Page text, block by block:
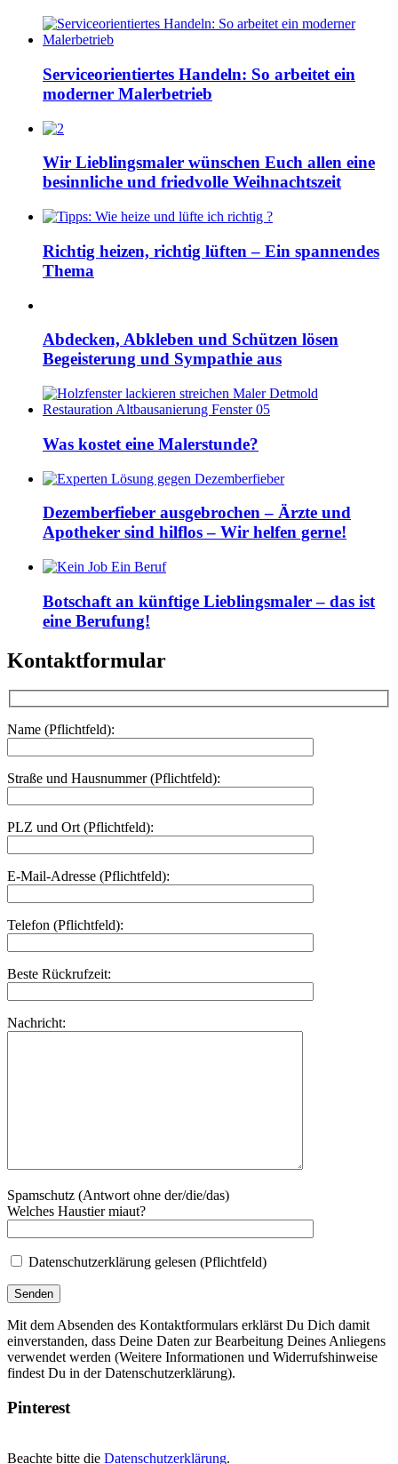
Serviceorientiertes Handeln: So arbeitet ein
moderner Malerbetrieb
Wir Lieblingsmaler wünschen Euch allen eine
besinnliche und friedvolle Weihnachtszeit
Richtig heizen, richtig lüften – Ein spannendes
Thema
Abdecken, Abkleben und Schützen lösen
Begeisterung und Sympathie aus
Was kostet eine Malerstunde?
Dezemberfieber ausgebrochen – Ärzte und
Apotheker sind hilflos – Wir helfen gerne!
Botschaft an künftige Lieblingsmaler – das ist
eine Berufung!
Kontaktformular
Name (Pflichtfeld):
Straße und Hausnummer (Pflichtfeld):
PLZ und Ort (Pflichtfeld):
E-Mail-Adresse (Pflichtfeld):
Telefon (Pflichtfeld):
Beste Rückrufzeit:
Nachricht:
Spamschutz (Antwort ohne der/die/das)
Welches Haustier miaut?
Datenschutzerklärung gelesen (Pflichtfeld)
Mit dem Absenden des Kontaktformulars erklärst Du Dich damit
einverstanden, dass Deine Daten zur Bearbeitung Deines Anliegens
verwendet werden (Weitere Informationen und Widerrufshinweise
findest Du in der Datenschutzerklärung).
Pinterest
Beachte bitte die Datenschutzerklärung.